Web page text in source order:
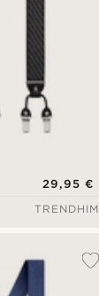
29,95 €
TRENDHIM